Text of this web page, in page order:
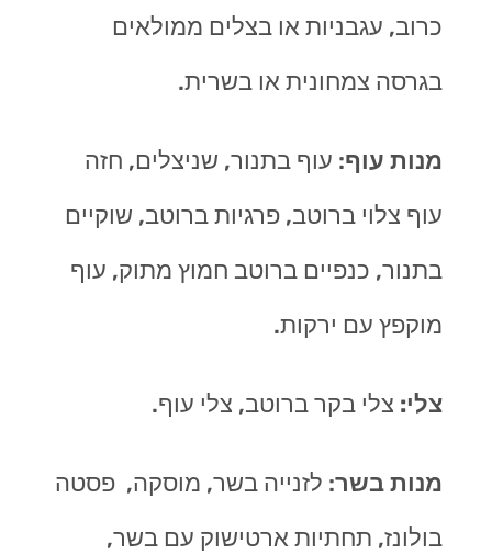
כרוב, עגבניות או בצלים ממולאים
בגרסה צמחונית או בשרית.
מנות עוף: עוף בתנור, שניצלים, חזה
עוף צלוי ברוטב, פרגיות ברוטב, שוקיים
בתנור, כנפיים ברוטב חמוץ מתוק, עוף
מוקפץ עם ירקות.
צלי: צלי בקר ברוטב, צלי עוף.
מנות בשר: לזנייה בשר, מוסקה, פסטה
בולונז, תחתיות ארטישוק עם בשר,